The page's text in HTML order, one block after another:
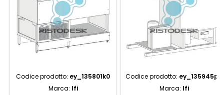
Codice prodotto: ey_135801k0
Marca: Ifi
Codice prodotto: ey_135945p0
Marca: Ifi